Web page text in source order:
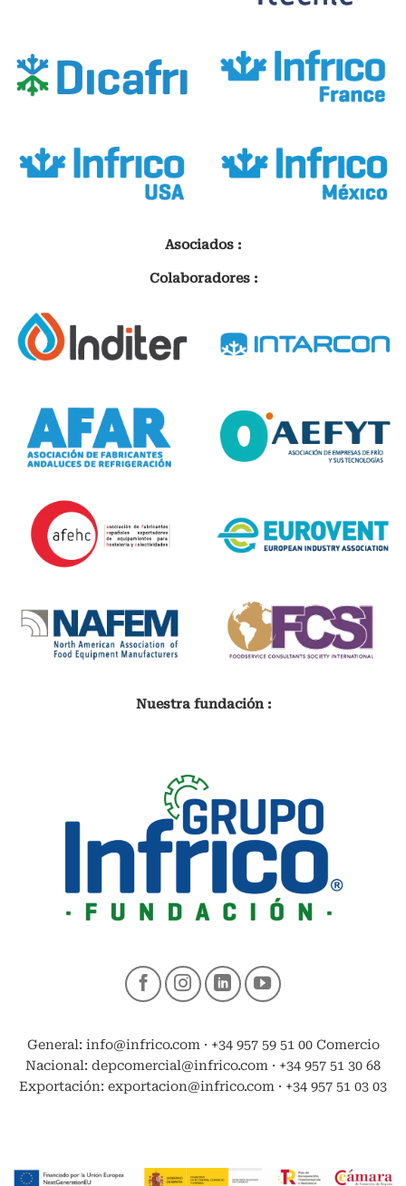
Asociados :
Colaboradores :
Nuestra fundación :
General: info@infrico.com · +34 957 59 51 00 Comercio
Nacional: depcomercial@infrico.com · +34 957 51 30 68
Exportación: exportacion@infrico.com · +34 957 51 03 03